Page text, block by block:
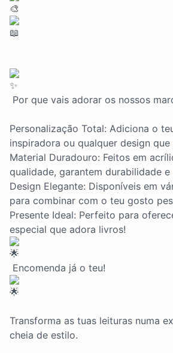
Por que vais adorar os nossos
Personalização Total: Adiciona o
inspiradora ou qualquer design que
Material Duradouro: Feitos em
qualidade, garantem durabilidade e
Design Elegante: Disponíveis em
para combinar com o teu gosto
Presente Ideal: Perfeito para
especial que adora livros!
Encomenda já o teu!
Transforma as tuas leituras numa
cheia de estilo.